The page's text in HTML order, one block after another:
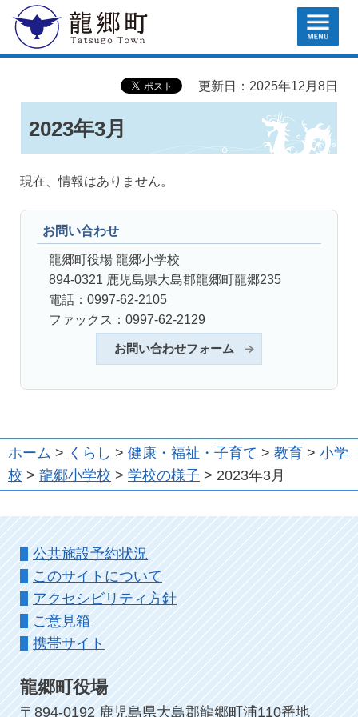
龍郷町 MENU
更新日：2025年12月8日
2023年3月
現在、情報はありません。
お問い合わせ
龍郷町役場 龍郷小学校
894-0321 鹿児島県大島郡龍郷町龍郷235
電話：0997-62-2105
ファックス：0997-62-2129
お問い合わせフォーム
ホーム > くらし > 健康・福祉・子育て > 教育 > 小学
校 > 龍郷小学校 > 学校の様子 > 2023年3月
公共施設予約状況
このサイトについて
アクセシビリティ方針
ご意見箱
携帯サイト
龍郷町役場
〒894-0192 鹿児島県大島郡龍郷町浦110番地